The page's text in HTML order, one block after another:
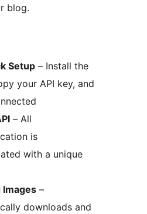
blog.
Setup – Install the
your API key, and
– All
is
with a unique
Images –
downloads and